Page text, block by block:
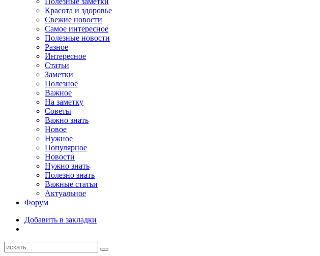
Красота и здоровье
Свежие новости
Самое интересное
Полезные новости
Разное
Интересное
Статьи
Заметки
Полезное
Важное
На заметку
Советы
Важно знать
Новое
Нужное
Популярное
Новости
Нужно знать
Полезно знать
Важные статьи
Актуальное
Форум
Добавить в закладки